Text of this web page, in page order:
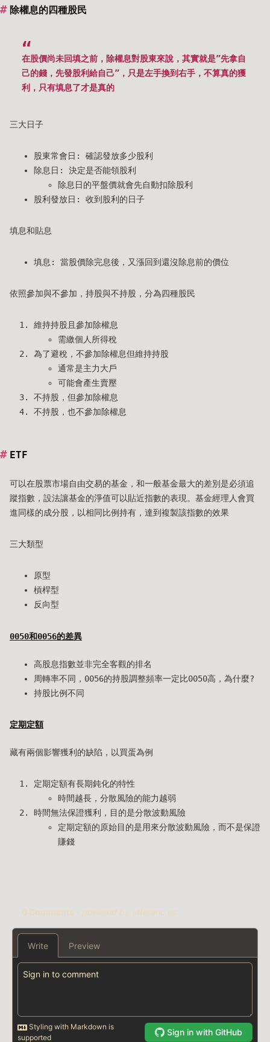
除權息的四種股民
在股價尚未回填之前，除權息對股東來說，其實就是”先拿自
己的錢，先發股利給自己”，只是左手換到右手，不算真的獲
利，只有填息了才是真的
三大日子
股東常會日: 確認發放多少股利
除息日: 決定是否能領股利
除息日的平盤價就會先自動扣除股利
股利發放日: 收到股利的日子
填息和貼息
填息: 當股價除完息後，又漲回到還沒除息前的價位
依照參加與不參加，持股與不持股，分為四種股民
維持持股且參加除權息
需繳個人所得稅
為了避稅，不參加除權息但維持持股
通常是主力大戶
可能會產生賣壓
不持股，但參加除權息
不持股，也不參加除權息
ETF
可以在股票市場自由交易的基金，和一般基金最大的差別是必須追
蹤指數，設法讓基金的淨值可以貼近指數的表現。基金經理人會買
進同樣的成分股，以相同比例持有，達到複製該指數的效果
三大類型
原型
槓桿型
反向型
0050和0056的差異
高股息指數並非完全客觀的排名
周轉率不同，0056的持股調整頻率一定比0050高，為什麼?
持股比例不同
定期定額
藏有兩個影響獲利的缺陷，以買蛋為例
定期定額有長期鈍化的特性
時間越長，分散風險的能力越弱
時間無法保證獲利，目的是分散波動風險
定期定額的原始目的是用來分散波動風險，而不是保證
賺錢